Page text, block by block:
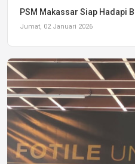
PSM Makassar Siap Hadapi
Jumat, 02 Januari 2026